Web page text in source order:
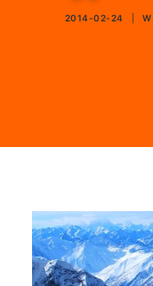
2014-02-24 W